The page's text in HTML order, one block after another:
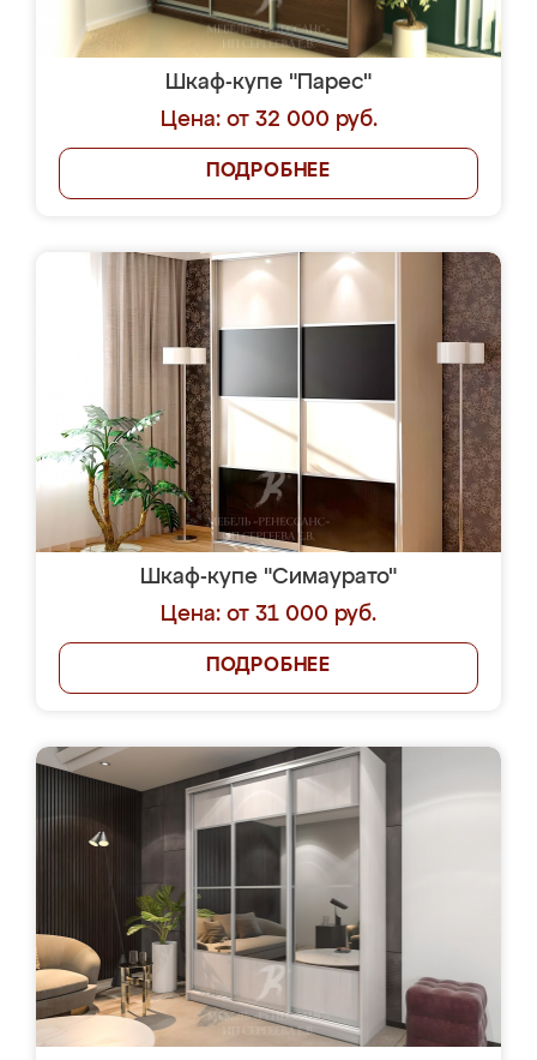
Шкаф-купе "Парес"
Цена: от 32 000 руб.
ПОДРОБНЕЕ
Шкаф-купе "Симаурато"
Цена: от 31 000 руб.
ПОДРОБНЕЕ